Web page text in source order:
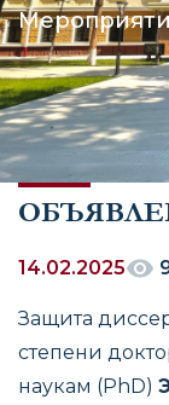
14.02.2025
Защита
степени
наукам (PhD)